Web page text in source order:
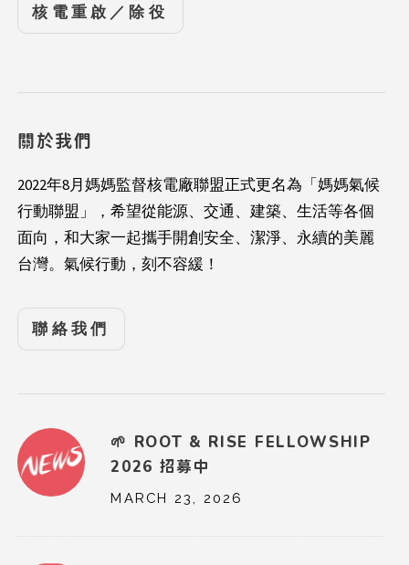
核電重啟／除役
關於我們
2022年8月媽媽監督核電廠聯盟正式更名為「媽媽氣候
行動聯盟」，希望從能源、交通、建築、生活等各個
面向，和大家一起攜手開創安全、潔淨、永續的美麗
台灣。氣候行動，刻不容緩！
聯絡我們
🌱 ROOT & RISE FELLOWSHIP
2026 招募中
MARCH 23, 2026